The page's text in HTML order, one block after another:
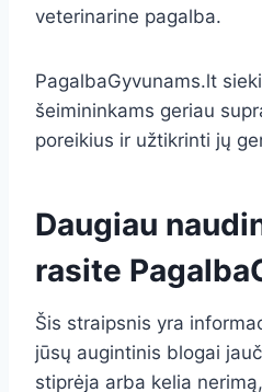
veterinarine pagalba.
PagalbaGyvunams.lt
šeimininkams geriau
poreikius ir užtikrinti jų
Daugiau
rasite
Šis straipsnis yra
jūsų augintinis blogai
stiprėja arba kelia